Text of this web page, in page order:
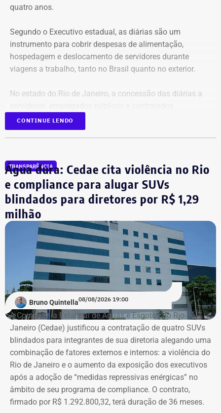
quatro anos.
Segundo o Executivo estadual, as diárias são um
instrumento para cobrir despesas de alimentação,
hospedagem e deslocamento de servidores durante
viagens a trabalho, tanto no Brasil quanto no exterior.
No estado do Rio de Janeiro, a concessão das diárias a
temporários é regulamentada pelos decretos estaduais nº
46.611/19 e nº 47.961/22.
Gastos quase dobraram em três anos
Somente em 2025, os pagamentos atingiram um pico
histórico de R$ 25,5 milhões, o que representa uma alta
de 96,5% na comparação com 2022, quando o valor foi
de R$ 12,98 milhões.
A participação das viagens internacionais também
cresceu. Elas representavam 9,4% dos pagamentos em
2022 e passaram a responder por 20,3% em 2023, 21,1%
em 2025 e 19,4% no acumulado de 2026.
Os dadosforam extraídos do Portal da Transparência e
do Sistema de Execução Orçamentária e Financeira do
Estado do Rio de Janeiro (SIAFE-RJ)
Aumento de gastos com viagens ao
exterior
Entre janeiro de 2022 e 14 de julho de 2026, a base
CONTINUE LENDO
TRANSPARÊNCIA
Água dura: Cedae cita violência no Rio
e compliance para alugar SUVs
blindados para diretores por R$ 1,29
milhão
Bruno Quintella08/08/2026 19:00
A Companhia Estadual de Águas e Esgotos do Rio de
Janeiro (Cedae) justificou a contratação de quatro SUVs
blindados para integrantes de sua diretoria alegando uma
combinação de fatores externos e internos: a violência do
Rio de Janeiro e o aumento da exposição dos executivos
após a adoção de “medidas repressivas enérgicas” no
âmbito de seu programa de compliance. O contrato,
firmado por R$ 1.292.800,32, terá duração de 36 meses.